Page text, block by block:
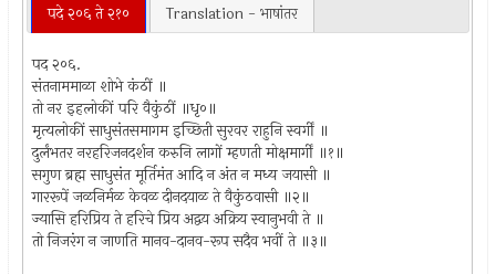
पदे २०६ ते २१० Translation - भाषांतर
पद २०६.
संतनाममाळा शोभे कंठीं ॥
तो नर इहलोकीं परि वैकुंठीं ॥धृ०॥
मृत्यलोकीं साधुसंतसमागम इच्छिती सुरवर राहुनि स्वर्गीं ॥
दुर्लंभतर नरहरिजनदर्शन करुनि लागों म्हणती मोक्षमार्गीं ॥१॥
सगुण ब्रह्म साधुसंत मूर्तिमंत आदि न अंत न मध्य जयासी ॥
गाररूपें जळनिर्मळ केवळ दीनदयाळ ते वैकुंठवासी ॥२॥
ज्यासि हरिप्रिय ते हरिचे प्रिय अद्वय अक्रिय स्वानुभवी ते ॥
तो निजरंग न जाणति मानव-दानव-रूप सदैव भवीं ते ॥३॥